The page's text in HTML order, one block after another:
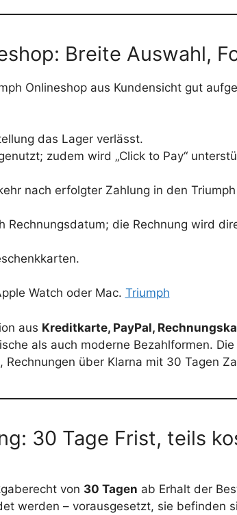
Breite Auswahl,
Onlineshop aus Kundensicht gut
das Lager verlässt.
zudem wird „Click to Pay“
nach erfolgter Zahlung in den
Rechnungsdatum; die Rechnung wird
Watch oder Mac. Triumph
aus Kreditkarte, PayPal,
als auch moderne Bezahlformen.
über Klarna mit 30 Tagen
30 Tage Frist, teils
von 30 Tagen ab Erhalt der
werden – vorausgesetzt, sie befinden